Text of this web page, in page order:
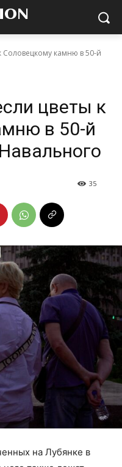
Соловецкому камню в 50-й
цветы к
в 50-й
35
на Лубянке в